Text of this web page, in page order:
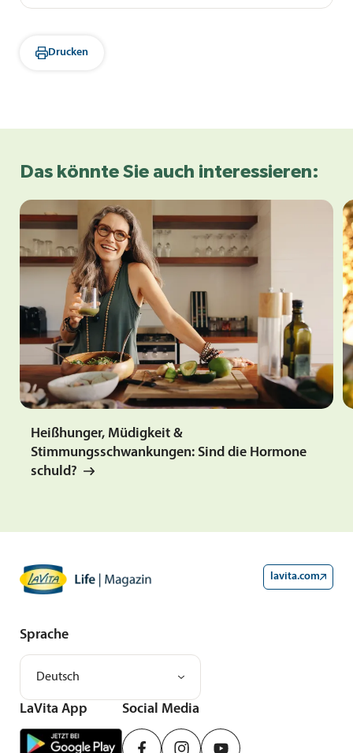
Drucken
Das könnte Sie auch interessieren:
Heißhunger, Müdigkeit &
Stimmungsschwankungen: Sind die Hormone
schuld?
lavita.com
LaVita App Social Media
Sprache
Deutsch